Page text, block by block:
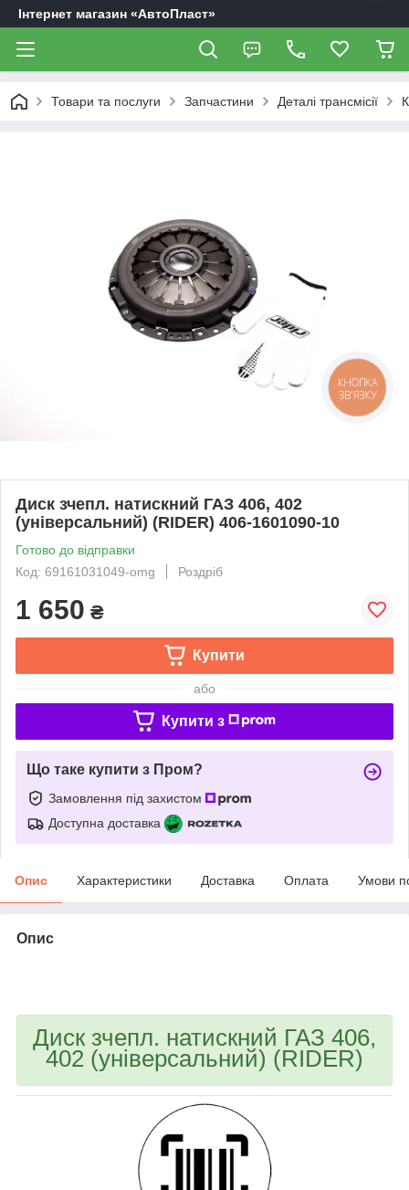
Інтернет магазин «АвтоПласт»
Товари та послуги Запчастини Деталі трансмісії
Диск зчепл. натискний ГАЗ 406, 402
(універсальний) (RIDER) 406-1601090-10
Готово до відправки
Код: 69161031049-omg
Роздріб
1 650 ₴
Купити
або
Купити з
Що таке купити з Пром?
Замовлення під захистом
Доступна доставка
Опис Характеристики Доставка Оплата Умови
Опис
Диск зчепл. натискний ГАЗ 406,
402 (універсальний) (RIDER)
КНОПКА
ЗВ'ЯЗКУ